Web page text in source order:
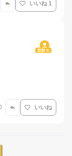
いいね 1
質問主
いいね